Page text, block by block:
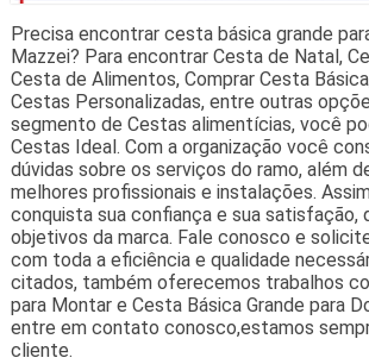
Precisa encontrar cesta básica grande
Mazzei? Para encontrar Cesta de Natal,
Cesta de Alimentos, Comprar Cesta
Cestas Personalizadas, entre outras
segmento de Cestas alimentícias, você
Cestas Ideal. Com a organização você
dúvidas sobre os serviços do ramo, além
melhores profissionais e instalações.
conquista sua confiança e sua satisfação,
objetivos da marca. Fale conosco e
com toda a eficiência e qualidade
citados, também oferecemos trabalhos
para Montar e Cesta Básica Grande para
entre em contato conosco,estamos
cliente.